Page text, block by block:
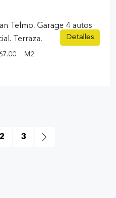
Telmo. Garage 4 autos
Terraza.
M2
Detalles
2 3